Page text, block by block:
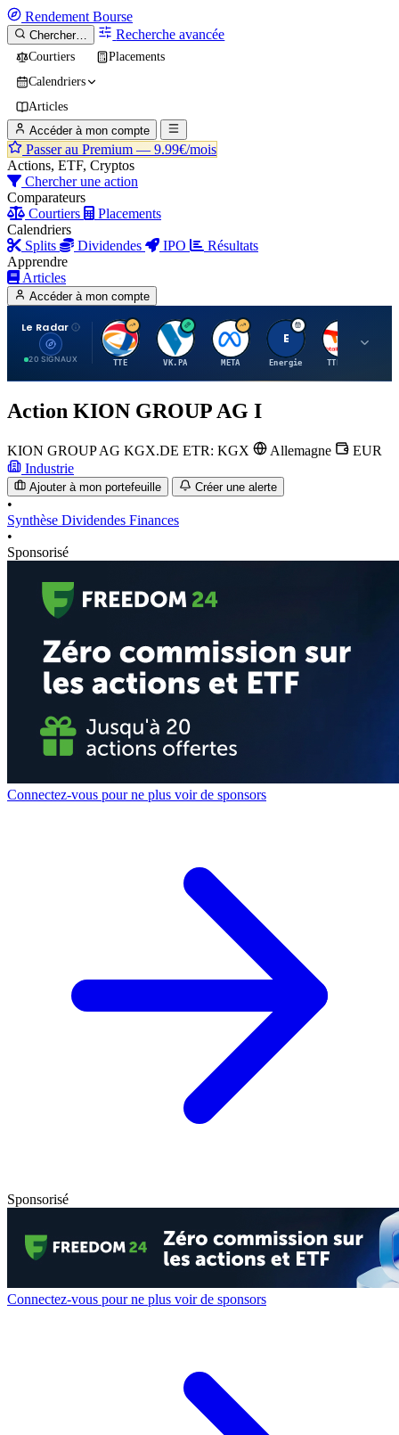
Rendement Bourse
Chercher… Recherche avancée
Courtiers
Placements
Calendriers
Articles
Accéder à mon compte
Passer au Premium — 9.99€/mois
Actions, ETF, Cryptos
Chercher une action
Comparateurs
Courtiers
Placements
Calendriers
Splits
Dividendes IPO
Résultats
Apprendre
Articles
Accéder à mon compte
Le Radar
20 SIGNAUX
T
TTE
V
VK.PA
M
META
E
Energie
T
TTE.PA
Action KION GROUP AG I
KION GROUP AG KGX.DE ETR: KGX Allemagne
EUR
Industrie
Ajouter à mon portefeuille Créer une alerte
•
Synthèse Dividendes Finances
•
Sponsorisé
Connectez-vous pour ne plus voir de sponsors
Sponsorisé
Connectez-vous pour ne plus voir de sponsors